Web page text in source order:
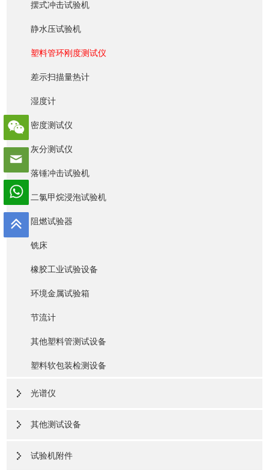
摆式冲击试验机
静水压试验机
塑料管环刚度测试仪
差示扫描量热计
湿度计
密度测试仪
灰分测试仪
落锤冲击试验机
二氯甲烷浸泡试验机
阻燃试验器
铣床
橡胶工业试验设备
环境金属试验箱
节流计
其他塑料管测试设备
塑料软包装检测设备
光谱仪
其他测试设备
试验机附件